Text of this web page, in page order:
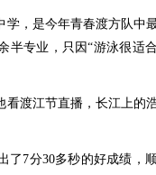
学，是今年青春渡方队中
半专业，只因“游泳很适
看渡江节直播，长江上的
了7分30多秒的好成绩，